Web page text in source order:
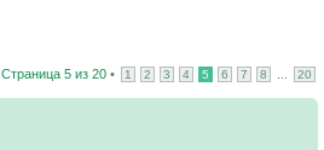
Страница 5 из 20 • 1 2 3 4 5 6 7 8 20